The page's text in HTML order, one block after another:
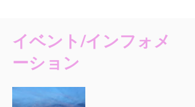
イベント/インフォメ
ーション